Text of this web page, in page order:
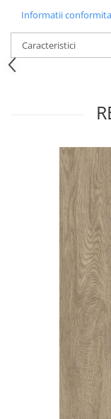
Informatii
Caracteristici